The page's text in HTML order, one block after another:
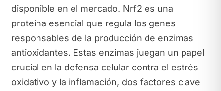
disponible en el mercado. Nrf2 es una
proteína esencial que regula los genes
responsables de la producción de enzimas
antioxidantes. Estas enzimas juegan un papel
crucial en la defensa celular contra el estrés
oxidativo y la inflamación, dos factores clave